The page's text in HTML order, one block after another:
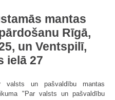
mantas
Rīgā,
un Ventspilī,
ielā 27
un pašvaldību mantas
"Par valsts un pašvaldību